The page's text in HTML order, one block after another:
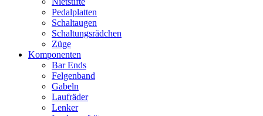
Pedalplatten
Schaltaugen
Schaltungsrädchen
Züge
Komponenten
Bar Ends
Felgenband
Gabeln
Laufräder
Lenker